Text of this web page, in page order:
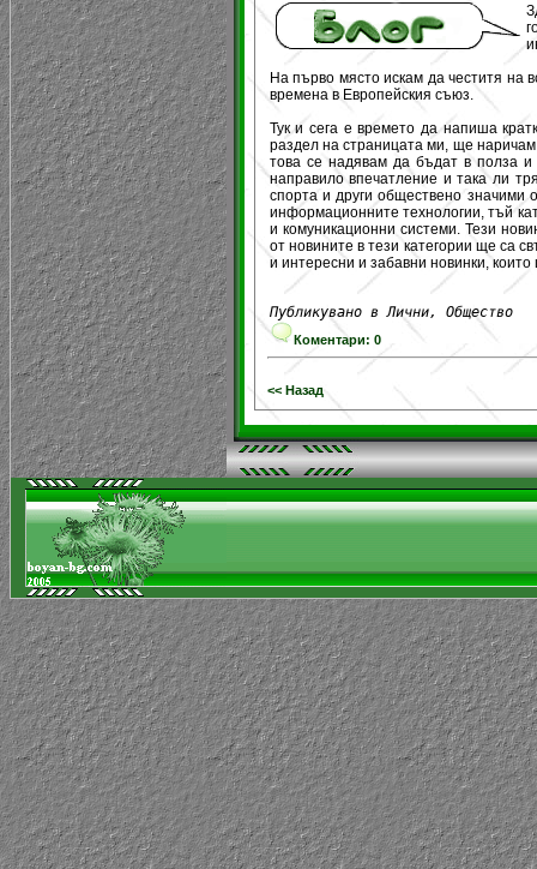
На първо място искам да честитя на
времена в Европейския съюз.
Тук и сега е времето да напиша
раздел на страницата ми, ще
това се надявам да бъдат в полза
направило впечатление и така ли
спорта и други обществено значими
информационните технологии, тъй
и комуникационни системи. Тези
от новините в тези категории ще са
и интересни и забавни новинки,
Публикувано в Лични, Общество
Коментари: 0
<< Назад